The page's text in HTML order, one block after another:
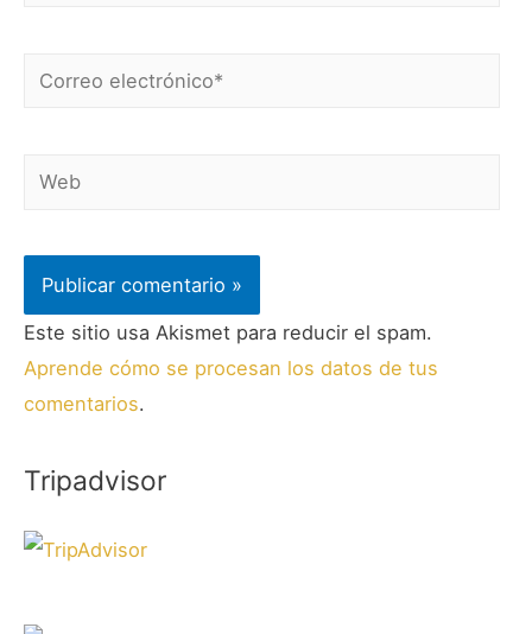
Este sitio usa Akismet para reducir el spam.
Aprende cómo se procesan los datos de tus
comentarios.
Tripadvisor